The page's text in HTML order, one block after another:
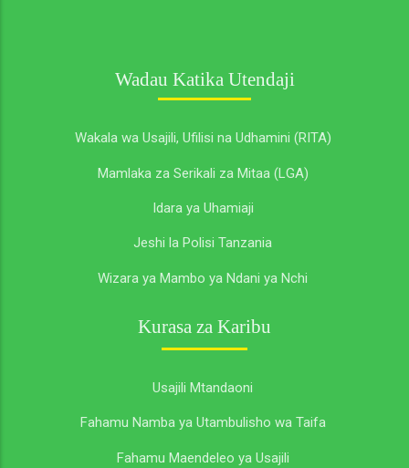
Wadau Katika Utendaji
Wakala wa Usajili, Ufilisi na Udhamini (RITA)
Mamlaka za Serikali za Mitaa (LGA)
Idara ya Uhamiaji
Jeshi la Polisi Tanzania
Wizara ya Mambo ya Ndani ya Nchi
Kurasa za Karibu
Usajili Mtandaoni
Fahamu Namba ya Utambulisho wa Taifa
Fahamu Maendeleo ya Usajili